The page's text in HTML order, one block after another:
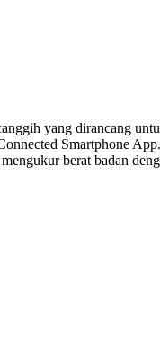
yang dirancang
Smartphone
berat badan